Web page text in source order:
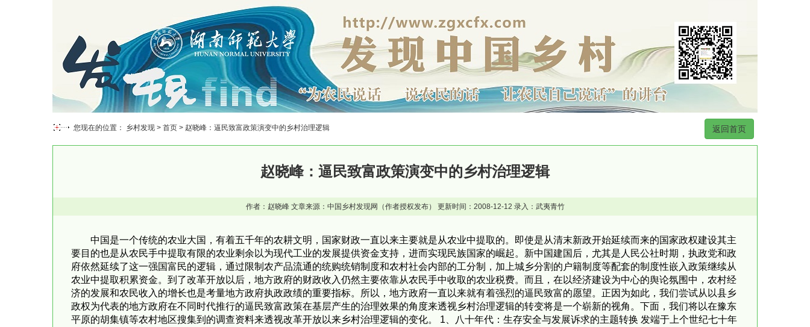
您现在的位置： 乡村发现 > 首页 > 赵晓峰：逼民致富政策演变中的乡村治理逻辑 返回首页
赵晓峰：逼民致富政策演变中的乡村治理逻辑
作者：赵晓峰 文章来源：中国乡村发现网（作者授权发布） 更新时间：2008-12-12 录入：武夷青竹
中国是一个传统的农业大国，有着五千年的农耕文明，国家财政一直以来主要就是从农业中提取的。即使是从清末新政开始延续而来的国家政权建设其主
要目的也是从农民手中提取有限的农业剩余以为现代工业的发展提供资金支持，进而实现民族国家的崛起。新中国建国后，尤其是人民公社时期，执政党和政
府依然延续了这一强国富民的逻辑，通过限制农产品流通的统购统销制度和农村社会内部的工分制，加上城乡分割的户籍制度等配套的制度性嵌入政策继续从
农业中提取积累资金。到了改革开放以后，地方政府的财政收入仍然主要依靠从农民手中收取的农业税费。而且，在以经济建设为中心的舆论氛围中，农村经
济的发展和农民收入的增长也是考量地方政府执政政绩的重要指标。所以，地方政府一直以来就有着强烈的逼民致富的愿望。正因为如此，我们尝试从以县乡
政权为代表的地方政府在不同时代推行的逼民致富政策在基层产生的治理效果的角度来透视乡村治理逻辑的转变将是一个崭新的视角。下面，我们将以在豫东
平原的胡集镇等农村地区搜集到的调查资料来透视改革开放以来乡村治理逻辑的变化。 1、八十年代：生存安全与发展诉求的主题转换 发端于上个世纪七十年